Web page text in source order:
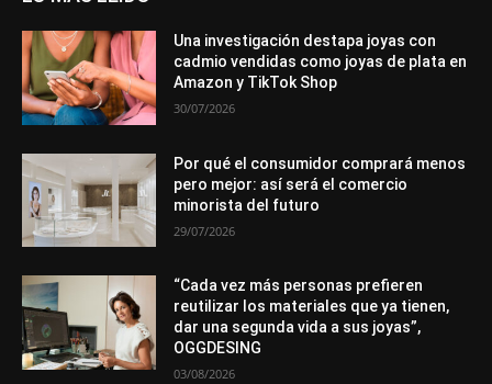
Una investigación destapa joyas con
cadmio vendidas como joyas de plata en
Amazon y TikTok Shop
30/07/2026
Por qué el consumidor comprará menos
pero mejor: así será el comercio
minorista del futuro
29/07/2026
“Cada vez más personas prefieren
reutilizar los materiales que ya tienen,
dar una segunda vida a sus joyas”,
OGGDESING
03/08/2026